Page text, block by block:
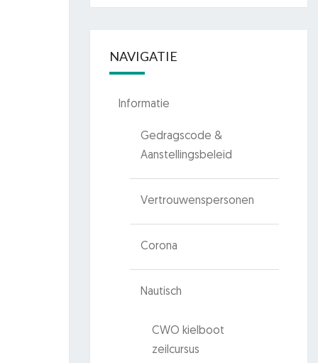
NAVIGATIE
Informatie
Gedragscode &
Aanstellingsbeleid
Vertrouwenspersonen
Corona
Nautisch
CWO kielboot
zeilcursus